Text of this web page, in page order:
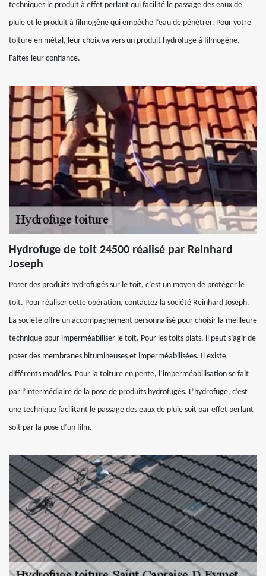
techniques le produit à effet perlant qui facilité le passage des eaux de
pluie et le produit à filmogène qui empêche l’eau de pénétrer. Pour votre
toiture en métal, leur choix va vers un produit hydrofuge à filmogène.
Faites-leur confiance.
Hydrofuge de toit 24500 réalisé par Reinhard
Joseph
Poser des produits hydrofugés sur le toit, c’est un moyen de protéger le
toit. Pour réaliser cette opération, contactez la société Reinhard Joseph.
La société offre un accompagnement personnalisé pour choisir la meilleure
technique pour imperméabiliser le toit. Pour les toits plats, il peut s’agir de
poser des membranes bitumineuses et imperméabilisées. Il existe
différents modèles. Pour la toiture en pente, l’imperméabilisation se fait
par l’intermédiaire de la pose de produits hydrofugés. L’hydrofuge, c’est
une technique facilitant le passage des eaux de pluie soit par effet perlant
soit par la pose d’un film.